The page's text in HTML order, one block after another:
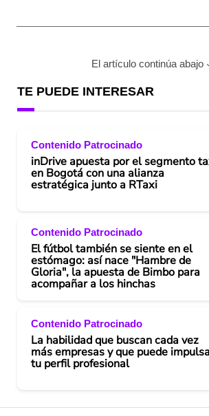
El artículo continúa abajo
TE PUEDE INTERESAR
Contenido Patrocinado
inDrive apuesta por el segmento
en Bogotá con una alianza
estratégica junto a RTaxi
Contenido Patrocinado
El fútbol también se siente en el
estómago: así nace "Hambre de
Gloria", la apuesta de Bimbo para
acompañar a los hinchas
Contenido Patrocinado
La habilidad que buscan cada vez
más empresas y que puede
tu perfil profesional